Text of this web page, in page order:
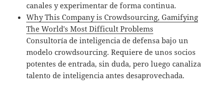
canales y experimentar de forma continua.
Why This Company is Crowdsourcing, Gamifying
The World's Most Difficult Problems
Consultoría de inteligencia de defensa bajo un
modelo crowdsourcing. Requiere de unos socios
potentes de entrada, sin duda, pero luego canaliza
talento de inteligencia antes desaprovechada.